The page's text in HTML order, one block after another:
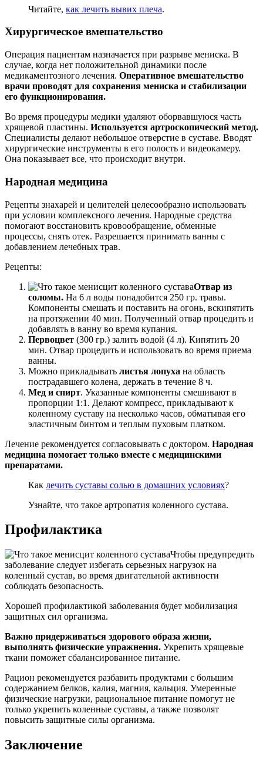
Читайте, как лечить вывих плеча.
Хирургическое вмешательство
Операция пациентам назначается при разрыве мениска. В
случае, когда нет положительной динамики после
медикаментозного лечения. Оперативное вмешательство
врачи проводят для сохранения мениска и стабилизации
его функционирования.
Во время процедуры медики удаляют оборвавшуюся часть
хрящевой пластины. Используется артроскопический метод.
Специалисты делают небольшое отверстие в суставе. Вводят
хирургические инструменты в его полость и видеокамеру.
Она показывает все, что происходит внутри.
Народная медицина
Рецепты знахарей и целителей целесообразно использовать
при условии комплексного лечения. Народные средства
помогают восстановить кровообращение, обменные
процессы, снять отек. Разрешается принимать ванны с
добавлением лечебных трав.
Рецепты:
Отвар из
соломы. На 6 л воды понадобится 250 гр. травы.
Компоненты смешать и поставить на огонь, вскипятить
на протяжении 40 мин. Полученный отвар процедить и
добавлять в ванну во время купания.
Первоцвет (300 гр.) залить водой (4 л). Кипятить 20
мин. Отвар процедить и использовать во время приема
ванны.
Можно прикладывать листья лопуха на область
пострадавшего колена, держать в течение 8 ч.
Мед и спирт. Указанные компоненты смешивают в
пропорции 1:1. Делают компресс, прикладывают к
коленному суставу на несколько часов, обматывая его
эластичным бинтом и теплым пуховым платком.
Лечение рекомендуется согласовывать с доктором. Народная
медицина помогает только вместе с медицинскими
препаратами.
Как лечить суставы солью в домашних условиях?
Узнайте, что такое артропатия коленного сустава.
Профилактика
Чтобы предупредить
заболевание следует избегать серьезных нагрузок на
коленный сустав, во время двигательной активности
соблюдать безопасность.
Хорошей профилактикой заболевания будет мобилизация
защитных сил организма.
Важно придерживаться здорового образа жизни,
выполнять физические упражнения. Укрепить хрящевые
ткани поможет сбалансированное питание.
Рацион рекомендуется разбавить продуктами с большим
содержанием белков, калия, магния, кальция. Умеренные
физические нагрузки, рациональное питание помогут не
только укрепить коленные суставы, а также позволят
повысить защитные силы организма.
Заключение